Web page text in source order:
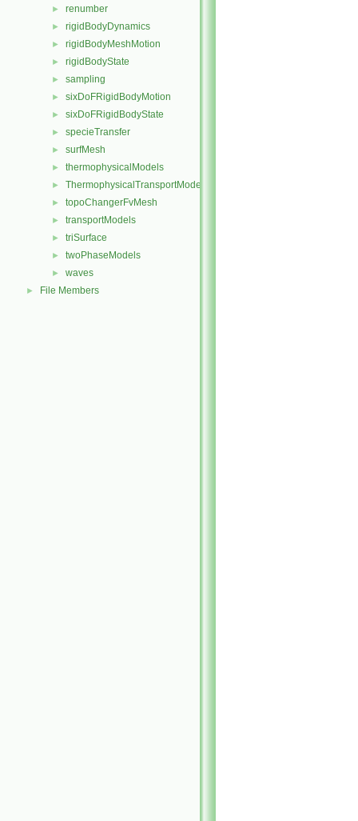
► renumber
► rigidBodyDynamics
► rigidBodyMeshMotion
► rigidBodyState
► sampling
► sixDoFRigidBodyMotion
► sixDoFRigidBodyState
► specieTransfer
► surfMesh
► thermophysicalModels
► ThermophysicalTransportModels
► topoChangerFvMesh
► transportModels
► triSurface
► twoPhaseModels
► waves
► File Members